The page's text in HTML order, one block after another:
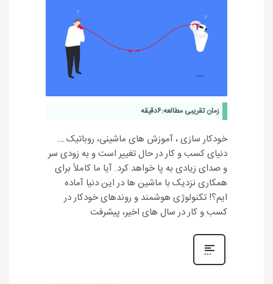
زمان تقریبی مطالعه:6دقیقه
خودکار سازی ، آموزش های ماشینی، روباتیک …
دنیای کسب و کار در حال تغییر است و به زودی سر
و صدای زیادی به پا خواهد کرد. آیا ما کاملاً برای
همکاری نزدیک با ماشین ها در این دنیا آماده
ایم؟! تکنولوژی هوشمند و روندهای خودکار در
کسب و کار در سال های اخیر، پیشرفت